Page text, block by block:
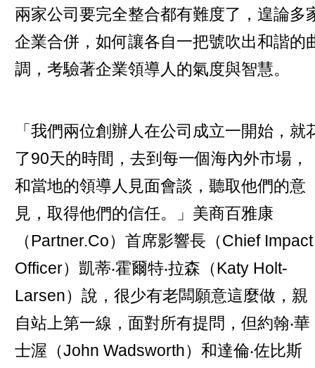
兩家公司要完全整合都有難度了，遑論多
企業合併，如何讓各自一把號吹出和諧的
調，考驗著企業領導人的氣度與智慧。
「我們兩位創辦人在公司成立一開始，就
了90天的時間，去到每一個海內外市場，
和當地的領導人見面會談，聽取他們的意
見，取得他們的信任。」美商百雅康
（Partner.Co）首席影響長（Chief Impact
Officer）凱蒂‧霍爾特‧拉森（Katy Holt-
Larsen）說，很少有老闆願意這麼做，親
自站上第一線，面對所有提問，但約翰‧華
士渥（John Wadsworth）和達倫‧佐比斯